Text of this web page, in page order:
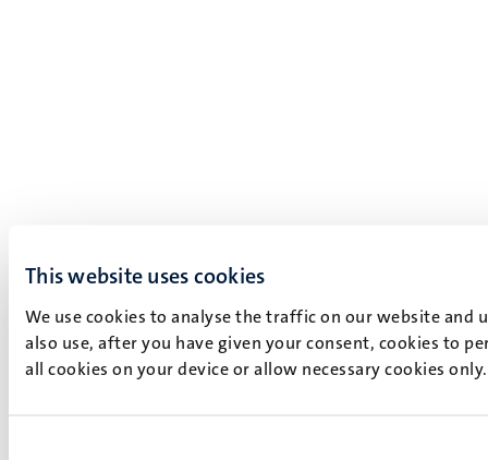
This website uses cookies
We use cookies to analyse the traffic on our website and
also use, after you have given your consent, cookies to
all cookies on your device or allow necessary cookies